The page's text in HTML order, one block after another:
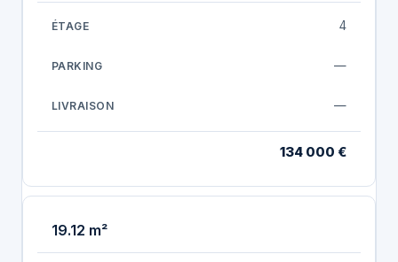
4
—
—
134 000 €
19.12 m²